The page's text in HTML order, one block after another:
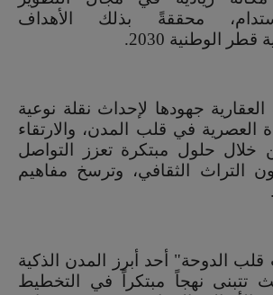
محققةً بذلك الأهداف
الوطنية 2030.
جهودها لإحداث نقلة نوعية
العصرية في قلب المدن، والارتقاء
خلال حلول مبتكرة تعزز التواصل
التراث الثقافي، وترسخ مفاهيم
الدوحة" أحد أبرز المدن الذكية
تتبنى نهجاً مبتكراً في التخطيط